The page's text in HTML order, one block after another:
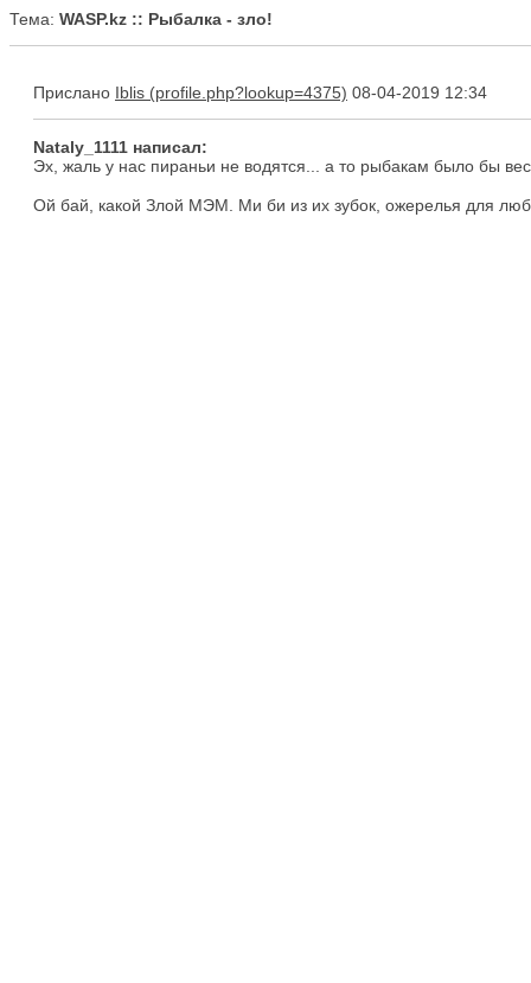
Тема: WASP.kz :: Рыбалка - зло!
Прислано Iblis 08-04-2019 12:34
Nataly_1111 написал:
Эх, жаль у нас пираньи не водятся... а то рыбакам было бы
Ой бай, какой Злой МЭМ. Ми би из их зубок, ожерелья для